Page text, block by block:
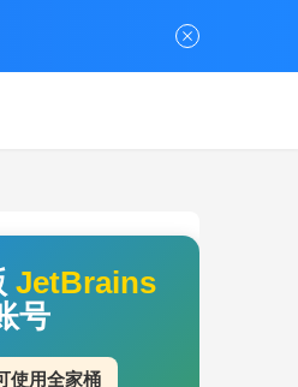
JetBrains
号
使用全家桶